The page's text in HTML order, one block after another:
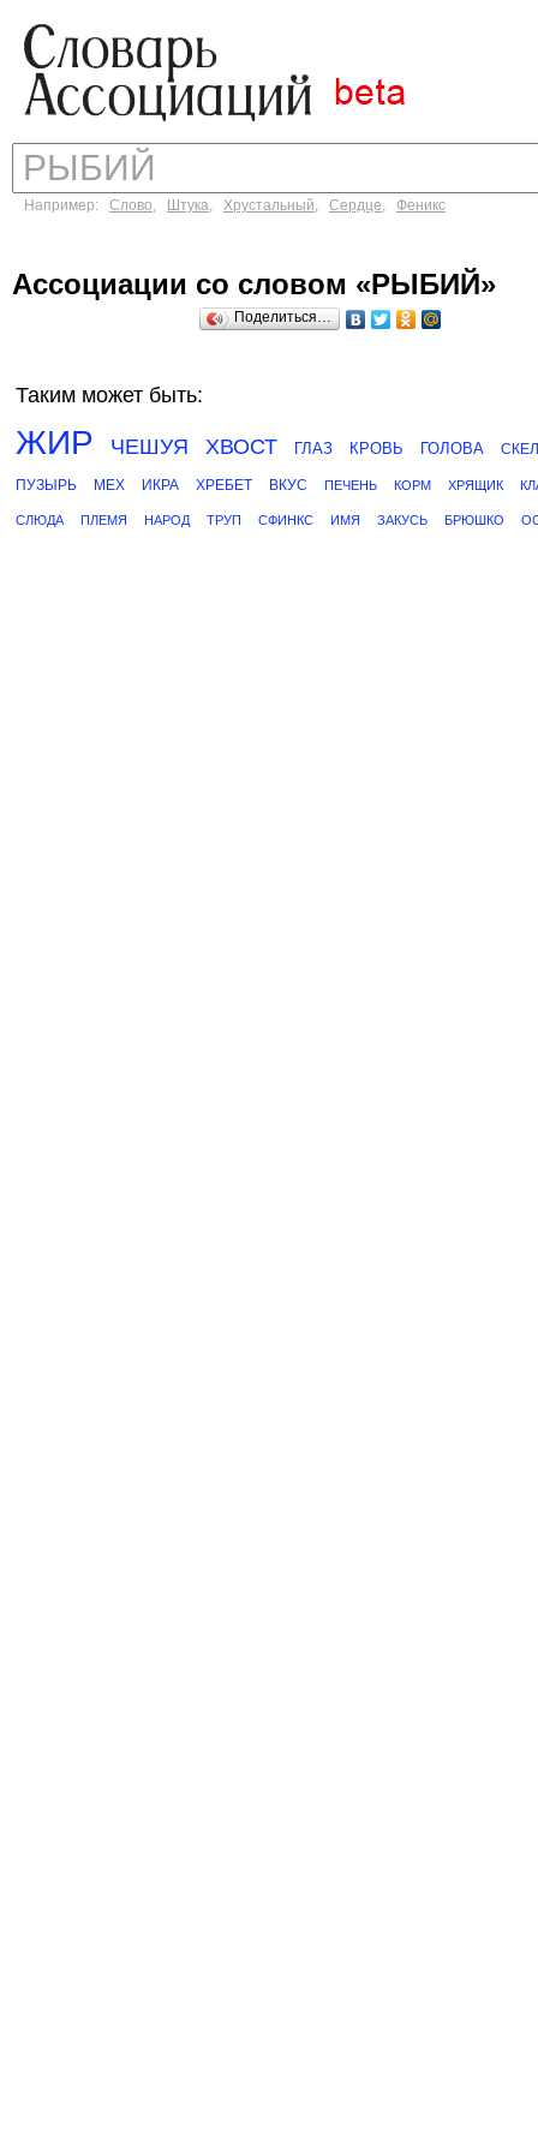
Например: Слово, Штука, Хрустальный, Сердце, Феникс
Ассоциации со словом «РЫБИЙ»
Поделиться…
Таким может быть:
ЖИР ЧЕШУЯ ХВОСТ ГЛАЗ КРОВЬ ГОЛОВА
ПУЗЫРЬ МЕХ ИКРА ХРЕБЕТ ВКУС ПЕЧЕНЬ КОРМ ХРЯЩИК
СЛЮДА ПЛЕМЯ НАРОД ТРУП СФИНКС ИМЯ ЗАКУСЬ БРЮШКО